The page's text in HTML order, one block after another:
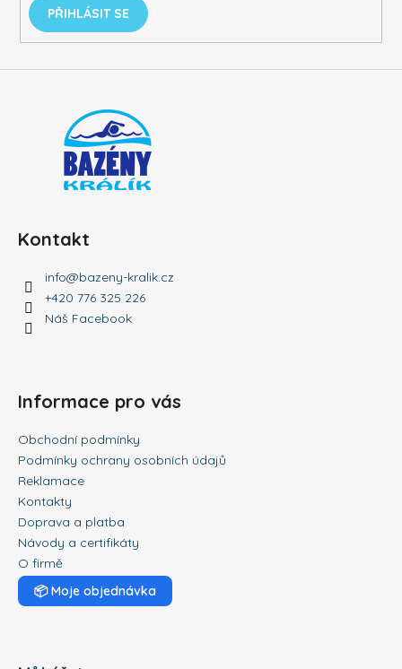
v
ý
PŘIHLÁSIT SE
Kontakt
info@bazeny-kralik.cz
+420 776 325 226
Náš Facebook
Informace pro vás
Obchodní podmínky
Podmínky ochrany osobních údajů
Reklamace
Kontakty
Doprava a platba
Návody a certifikáty
O firmě
📦Moje objednávka